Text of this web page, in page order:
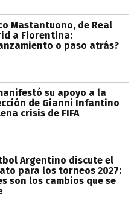
Mastantuono, de Real
a Fiorentina:
o paso atrás?
su apoyo a la
de Gianni Infantino
crisis de FIFA
Argentino discute el
para los torneos 2027:
son los cambios que se